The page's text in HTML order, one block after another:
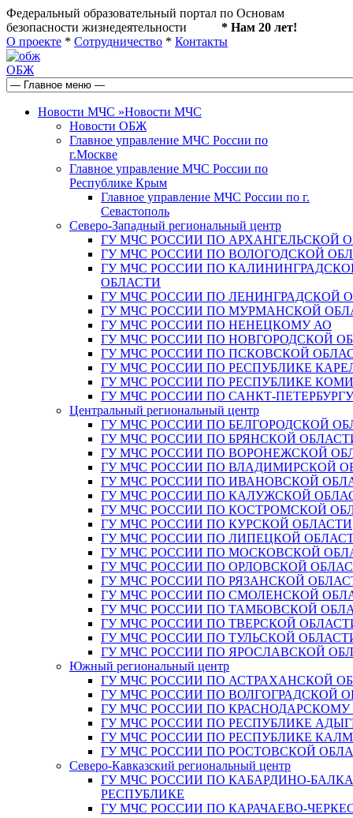
Федеральный образовательный портал по Основам
безопасности жизнедеятельности * Нам 20 лет!
О проекте * Сотрудничество * Контакты
ОБЖ
Новости МЧС »Новости МЧС
Новости ОБЖ
Главное управление МЧС России по
г.Москве
Главное управление МЧС России по
Республике Крым
Главное управление МЧС России по г.
Севастополь
Северо-Западный региональный центр
ГУ МЧС РОССИИ ПО АРХАНГЕЛЬСКОЙ
ГУ МЧС РОССИИ ПО ВОЛОГОДСКОЙ
ГУ МЧС РОССИИ ПО
ОБЛАСТИ
ГУ МЧС РОССИИ ПО ЛЕНИНГРАДСКОЙ
ГУ МЧС РОССИИ ПО МУРМАНСКОЙ
ГУ МЧС РОССИИ ПО НЕНЕЦКОМУ АО
ГУ МЧС РОССИИ ПО НОВГОРОДСКОЙ
ГУ МЧС РОССИИ ПО ПСКОВСКОЙ
ГУ МЧС РОССИИ ПО РЕСПУБЛИКЕ
ГУ МЧС РОССИИ ПО РЕСПУБЛИКЕ КОМИ
ГУ МЧС РОССИИ ПО САНКТ-ПЕТЕРБУРГУ
Центральный региональный центр
ГУ МЧС РОССИИ ПО БЕЛГОРОДСКОЙ
ГУ МЧС РОССИИ ПО БРЯНСКОЙ
ГУ МЧС РОССИИ ПО ВОРОНЕЖСКОЙ
ГУ МЧС РОССИИ ПО ВЛАДИМИРСКОЙ
ГУ МЧС РОССИИ ПО ИВАНОВСКОЙ
ГУ МЧС РОССИИ ПО КАЛУЖСКОЙ
ГУ МЧС РОССИИ ПО КОСТРОМСКОЙ
ГУ МЧС РОССИИ ПО КУРСКОЙ ОБЛАСТИ
ГУ МЧС РОССИИ ПО ЛИПЕЦКОЙ
ГУ МЧС РОССИИ ПО МОСКОВСКОЙ
ГУ МЧС РОССИИ ПО ОРЛОВСКОЙ
ГУ МЧС РОССИИ ПО РЯЗАНСКОЙ
ГУ МЧС РОССИИ ПО СМОЛЕНСКОЙ
ГУ МЧС РОССИИ ПО ТАМБОВСКОЙ
ГУ МЧС РОССИИ ПО ТВЕРСКОЙ
ГУ МЧС РОССИИ ПО ТУЛЬСКОЙ
ГУ МЧС РОССИИ ПО ЯРОСЛАВСКОЙ
Южный региональный центр
ГУ МЧС РОССИИ ПО АСТРАХАНСКОЙ
ГУ МЧС РОССИИ ПО ВОЛГОГРАДСКОЙ
ГУ МЧС РОССИИ ПО
ГУ МЧС РОССИИ ПО РЕСПУБЛИКЕ
ГУ МЧС РОССИИ ПО РЕСПУБЛИКЕ
ГУ МЧС РОССИИ ПО РОСТОВСКОЙ
Северо-Кавказский региональный центр
ГУ МЧС РОССИИ ПО КАБАРДИНО-
РЕСПУБЛИКЕ
ГУ МЧС РОССИИ ПО КАРАЧАЕВО-